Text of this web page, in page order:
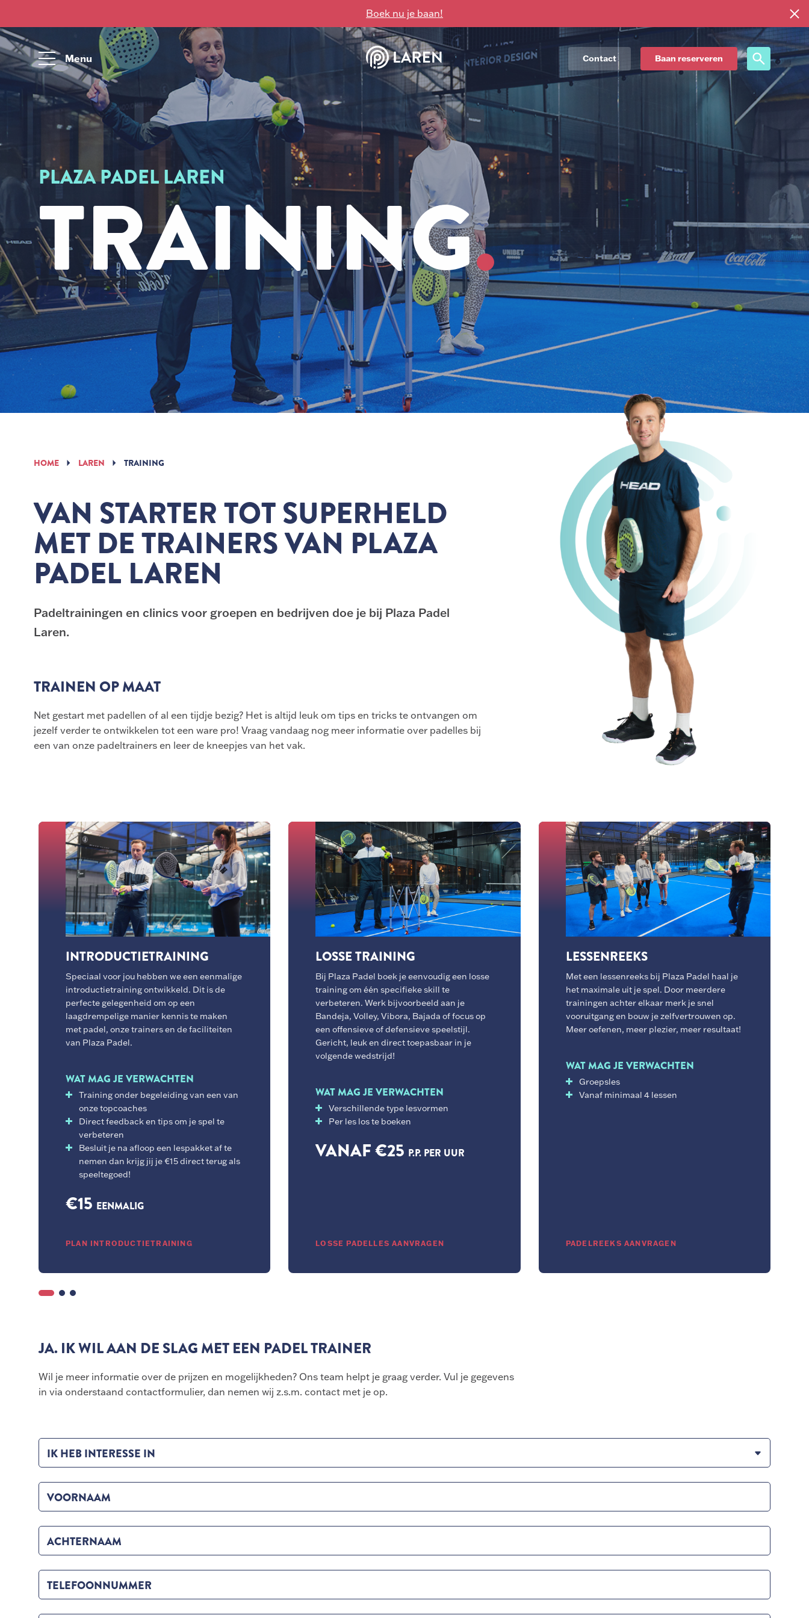
Boek nu je baan!
Menu Contact Baan reserveren
PLAZA PADEL LAREN
TRAINING
HOME LAREN TRAINING
VAN STARTER TOT SUPERHELD
MET DE TRAINERS VAN PLAZA
PADEL LAREN
Padeltrainingen en clinics voor groepen en bedrijven doe je bij Plaza Padel
Laren.
TRAINEN OP MAAT
Net gestart met padellen of al een tijdje bezig? Het is altijd leuk om tips en tricks te ontvangen om
jezelf verder te ontwikkelen tot een ware pro! Vraag vandaag nog meer informatie over padelles bij
een van onze padeltrainers en leer de kneepjes van het vak.
INTRODUCTIETRAINING
Speciaal voor jou hebben we een eenmalige
introductietraining ontwikkeld. Dit is de
perfecte gelegenheid om op een
laagdrempelige manier kennis te maken
met padel, onze trainers en de faciliteiten
van Plaza Padel.
WAT MAG JE VERWACHTEN
Training onder begeleiding van een van
onze topcoaches
Direct feedback en tips om je spel te
verbeteren
Besluit je na afloop een lespakket af te
nemen dan krijg jij je €15 direct terug als
speeltegoed!
€15 EENMALIG
PLAN INTRODUCTIETRAINING
LOSSE TRAINING
Bij Plaza Padel boek je eenvoudig een losse
training om één specifieke skill te
verbeteren. Werk bijvoorbeeld aan je
Bandeja, Volley, Vibora, Bajada of focus op
een offensieve of defensieve speelstijl.
Gericht, leuk en direct toepasbaar in je
volgende wedstrijd!
WAT MAG JE VERWACHTEN
Verschillende type lesvormen
Per les los te boeken
VANAF €25 P.P. PER UUR
LOSSE PADELLES AANVRAGEN
LESSENREEKS
Met een lessenreeks bij Plaza Padel haal je
het maximale uit je spel. Door meerdere
trainingen achter elkaar merk je snel
vooruitgang en bouw je zelfvertrouwen op.
Meer oefenen, meer plezier, meer resultaat!
WAT MAG JE VERWACHTEN
Groepsles
Vanaf minimaal 4 lessen
PADELREEKS AANVRAGEN
JA. IK WIL AAN DE SLAG MET EEN PADEL TRAINER
Wil je meer informatie over de prijzen en mogelijkheden? Ons team helpt je graag verder. Vul je gegevens
in via onderstaand contactformulier, dan nemen wij z.s.m. contact met je op.
IK HEB INTERESSE IN
VOORNAAM
ACHTERNAAM
TELEFOONNUMMER